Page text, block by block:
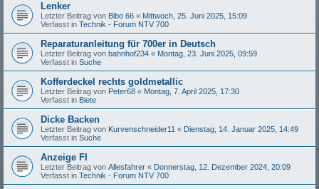
Lenker
Letzter Beitrag von Bibo 66 « Mittwoch, 25. Juni 2025, 15:09
Verfasst in Technik - Forum NTV 700
Reparaturanleitung für 700er in Deutsch
Letzter Beitrag von bahnhof234 « Montag, 23. Juni 2025, 09:59
Verfasst in Suche
Kofferdeckel rechts goldmetallic
Letzter Beitrag von Peter68 « Montag, 7. April 2025, 17:30
Verfasst in Biete
Dicke Backen
Letzter Beitrag von Kurvenschneider11 « Dienstag, 14. Januar 2025, 14:49
Verfasst in Suche
Anzeige FI
Letzter Beitrag von Allesfahrer « Donnerstag, 12. Dezember 2024, 20:09
Verfasst in Technik - Forum NTV 700